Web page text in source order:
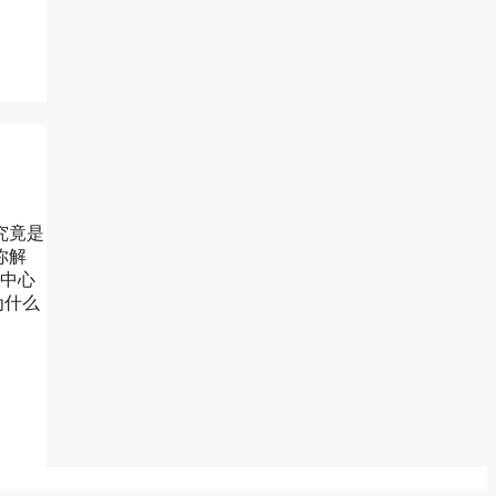
竟是
解
心
么